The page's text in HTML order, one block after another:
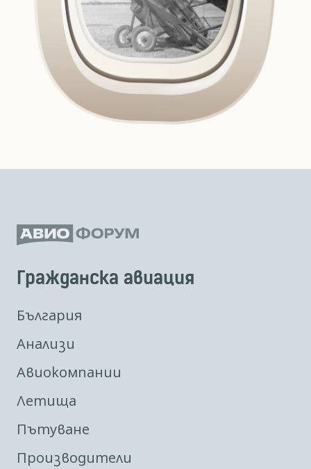
Гражданска авиация
България
Анализи
Авиокомпании
Летища
Пътуване
Производители